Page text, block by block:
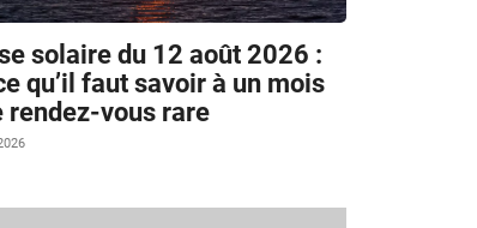
solaire du 12 août 2026 :
qu’il faut savoir à un mois
rendez-vous rare